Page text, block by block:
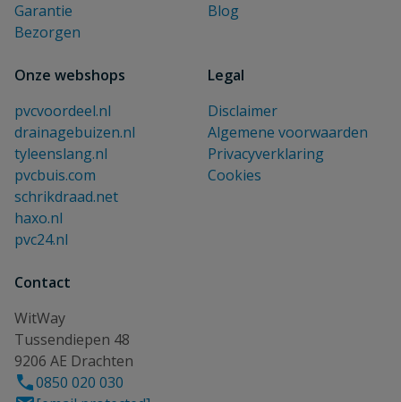
Garantie
Bezorgen
Blog
Onze webshops
pvcvoordeel.nl
drainagebuizen.nl
tyleenslang.nl
pvcbuis.com
schrikdraad.net
haxo.nl
pvc24.nl
Legal
Disclaimer
Algemene voorwaarden
Privacyverklaring
Cookies
Contact
WitWay
Tussendiepen 48
9206 AE Drachten
0850 020 030